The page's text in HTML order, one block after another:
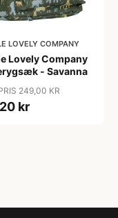
LOVELY COMPANY
Lovely Company
- Savanna
249,00 KR
kr